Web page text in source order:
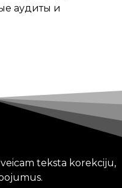
аудиты и
teksta korekciju,